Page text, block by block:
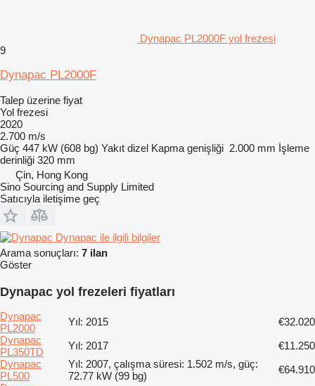
Dynapac PL2000F yol frezesi
9
Dynapac PL2000F
Talep üzerine fiyat
Yol frezesi
2020
2.700 m/s
Güç 447 kW (608 bg) Yakıt dizel Kapma genişliği 2.000 mm İşleme
derinliği 320 mm
Çin, Hong Kong
Sino Sourcing and Supply Limited
Satıcıyla iletişime geç
Dynapac ile ilgili bilgiler
Arama sonuçları: 7 ilan
Göster
Dynapac yol frezeleri fiyatları
Dynapac
PL2000
Yıl: 2015
€32.020
Dynapac
PL350TD
Yıl: 2017
€11.250
Dynapac
PL500
Yıl: 2007, çalışma süresi: 1.502 m/s, güç:
72.77 kW (99 bg)
€64.910